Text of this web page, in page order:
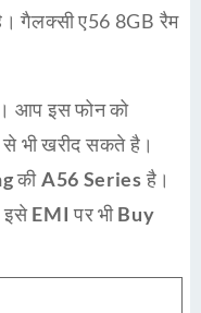
गैलक्सी ए56 8GB रैम
आप इस फोन को
से भी खरीद सकते है।
कीA56 Seriesहै।
इसेEMI पर भीBuy